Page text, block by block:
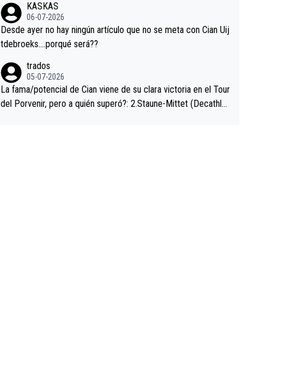
o aprieta, a ver si por querer poner a Del Toro con calzador e
n posición de podio UAE y Pojacar se van complicar el tour.
KASKAS
06-07-2026
Desde ayer no hay ningún artículo que no se meta con Cian Uij
tdebroeks….porqué será??
trados
05-07-2026
La fama/potencial de Cian viene de su clara victoria en el Tour
del Porvenir, pero a quién superó?: 2.Staune-Mittet (Decathlo